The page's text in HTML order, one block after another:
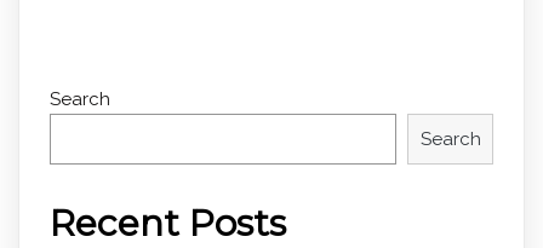
Search
Search
Recent Posts